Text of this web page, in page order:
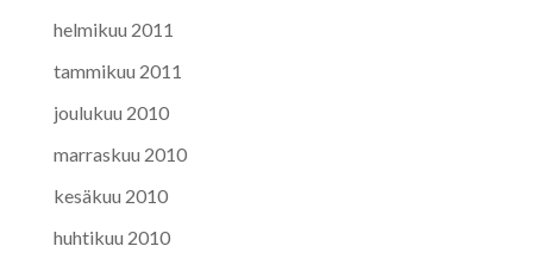
helmikuu 2011
tammikuu 2011
joulukuu 2010
marraskuu 2010
kesäkuu 2010
huhtikuu 2010